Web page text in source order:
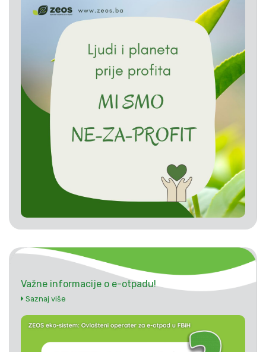
Važne informacije o e-otpadu!
Saznaj više